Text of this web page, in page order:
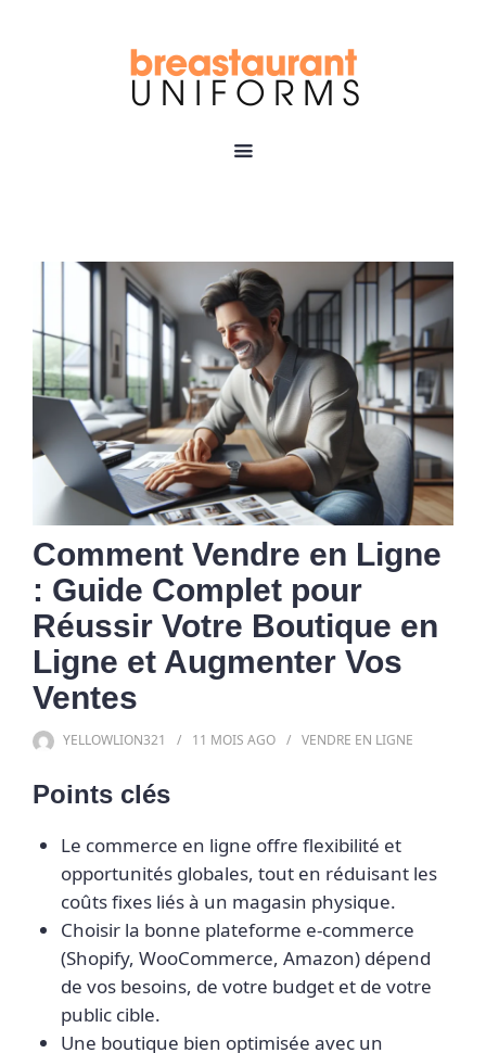
Comment Vendre en Ligne
: Guide Complet pour
Réussir Votre Boutique en
Ligne et Augmenter Vos
Ventes
YELLOWLION321 11 MOIS AGO VENDRE EN LIGNE
Points clés
Le commerce en ligne offre flexibilité et
opportunités globales, tout en réduisant les
coûts fixes liés à un magasin physique.
Choisir la bonne plateforme e-commerce
(Shopify, WooCommerce, Amazon) dépend
de vos besoins, de votre budget et de votre
public cible.
Une boutique bien optimisée avec un